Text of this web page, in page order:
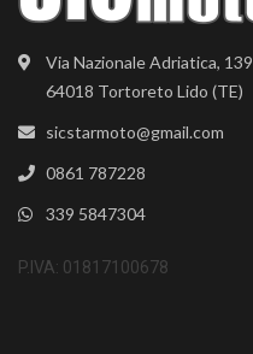
Via Nazionale Adriatica, 139
64018 Tortoreto Lido (TE)
sicstarmoto@gmail.com
0861 787228
339 5847304
P.IVA: 01817100678